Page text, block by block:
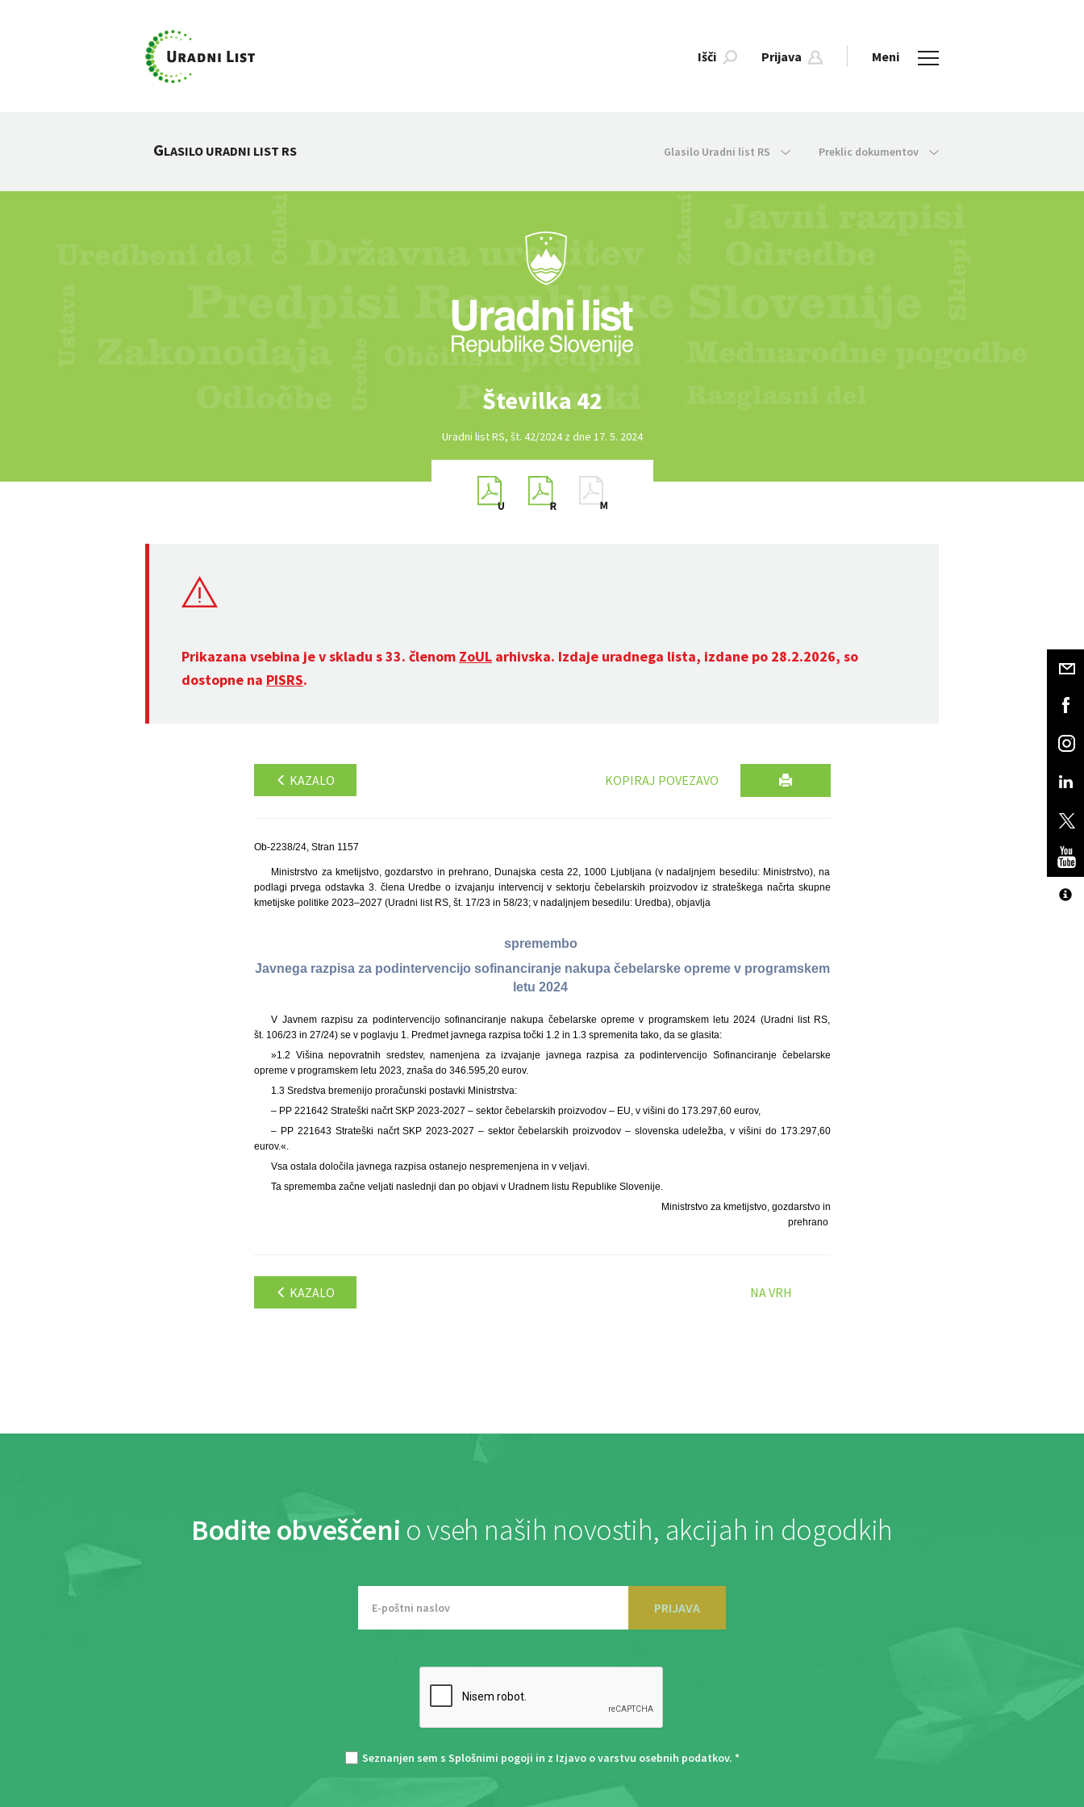
Išči Prijava Meni
GLASILO URADNI LIST RS Glasilo Uradni list RS Preklic dokumentov
Številka 42
Uradni list RS, št. 42/2024 z dne 17. 5. 2024
Prikazana vsebina je v skladu s 33. členom ZoUL arhivska. Izdaje uradnega lista, izdane po 28.2.2026, so
dostopne na PISRS.
KAZALO KOPIRAJ POVEZAVO
Ob-2238/24, Stran 1157
Ministrstvo za kmetijstvo, gozdarstvo in prehrano, Dunajska cesta 22, 1000 Ljubljana (v nadaljnjem besedilu: Ministrstvo), na
podlagi prvega odstavka 3. člena Uredbe o izvajanju intervencij v sektorju čebelarskih proizvodov iz strateškega načrta skupne
kmetijske politike 2023–2027 (Uradni list RS, št. 17/23 in 58/23; v nadaljnjem besedilu: Uredba), objavlja
spremembo
Javnega razpisa za podintervencijo sofinanciranje nakupa čebelarske opreme v programskem
letu 2024
V Javnem razpisu za podintervencijo sofinanciranje nakupa čebelarske opreme v programskem letu 2024 (Uradni list RS,
št. 106/23 in 27/24) se v poglavju 1. Predmet javnega razpisa točki 1.2 in 1.3 spremenita tako, da se glasita:
»1.2 Višina nepovratnih sredstev, namenjena za izvajanje javnega razpisa za podintervencijo Sofinanciranje čebelarske
opreme v programskem letu 2023, znaša do 346.595,20 eurov.
1.3 Sredstva bremenijo proračunski postavki Ministrstva:
– PP 221642 Strateški načrt SKP 2023-2027 – sektor čebelarskih proizvodov – EU, v višini do 173.297,60 eurov,
– PP 221643 Strateški načrt SKP 2023-2027 – sektor čebelarskih proizvodov – slovenska udeležba, v višini do 173.297,60
eurov.«.
Vsa ostala določila javnega razpisa ostanejo nespremenjena in v veljavi.
Ta sprememba začne veljati naslednji dan po objavi v Uradnem listu Republike Slovenije.
Ministrstvo za kmetijstvo, gozdarstvo in
prehrano
KAZALO NA VRH
Bodite obveščeni o vseh naših novostih, akcijah in dogodkih
PRIJAVA
Seznanjen sem s Splošnimi pogoji in z Izjavo o varstvu osebnih podatkov. *